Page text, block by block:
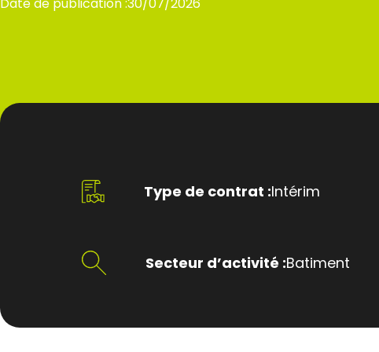
Type de contrat :Intérim
Secteur d’activité :Batiment